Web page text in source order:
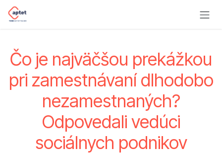
Skip to Content
Čo je najväčšou prekážkou
pri zamestnávaní dlhodobo
nezamestnaných?
Odpovedali vedúci
sociálnych podnikov